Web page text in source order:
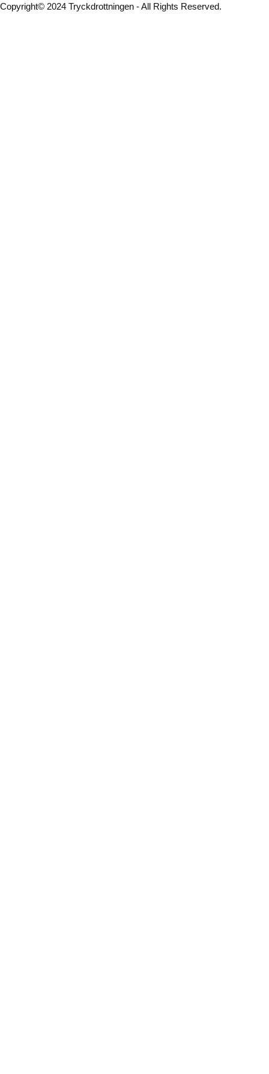
Copyright© 2024 Tryckdrottningen - All Rights Reserved.